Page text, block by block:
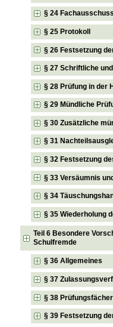
§ 24 Fachausschuss
§ 25 Protokoll
§ 26 Festsetzung
§ 27 Schriftliche
§ 28 Prüfung in der
§ 29 Mündliche
§ 30 Zusätzliche
§ 31
§ 32 Festsetzung
§ 33 Versäumnis
§ 34
§ 35 Wiederholung
Teil 6 Besondere
Schulfremde
§ 36 Allgemeines
§ 37
§ 38 Prüfungsfächer
§ 39 Festsetzung